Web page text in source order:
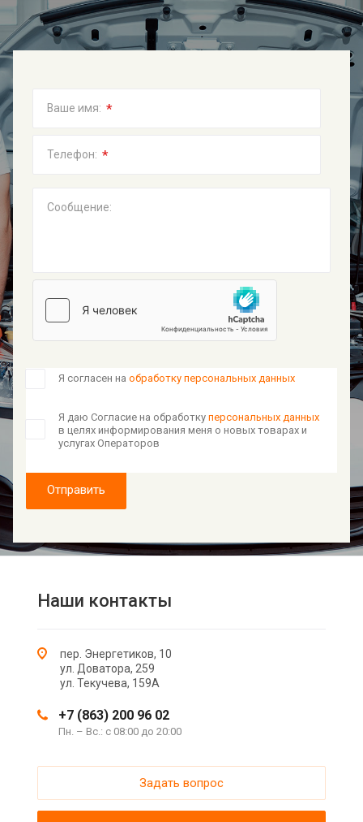
Ваше имя: *
Телефон: *
Сообщение:
Я согласен на обработку персональных данных
Я даю Согласие на обработку персональных данных
в целях информирования меня о новых товарах и
услугах Операторов
Отправить
Наши контакты
пер. Энергетиков, 10
ул. Доватора, 259
ул. Текучева, 159А
+7 (863) 200 96 02
Пн. – Вс.: с 08:00 до 20:00
Задать вопрос